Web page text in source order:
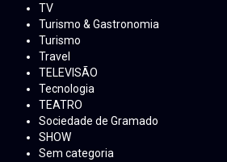
TV
Turismo & Gastronomia
Turismo
Travel
TELEVISÃO
Tecnologia
TEATRO
Sociedade de Gramado
SHOW
Sem categoria